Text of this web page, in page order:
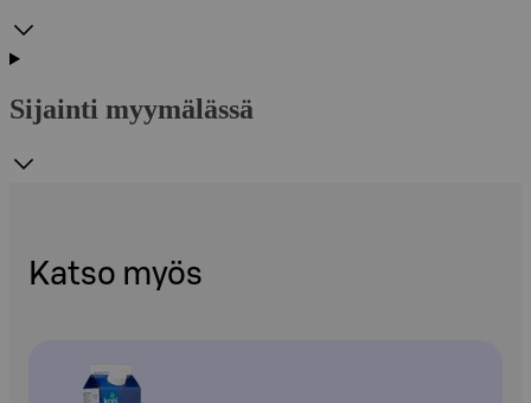
Sijainti myymälässä
Katso myös